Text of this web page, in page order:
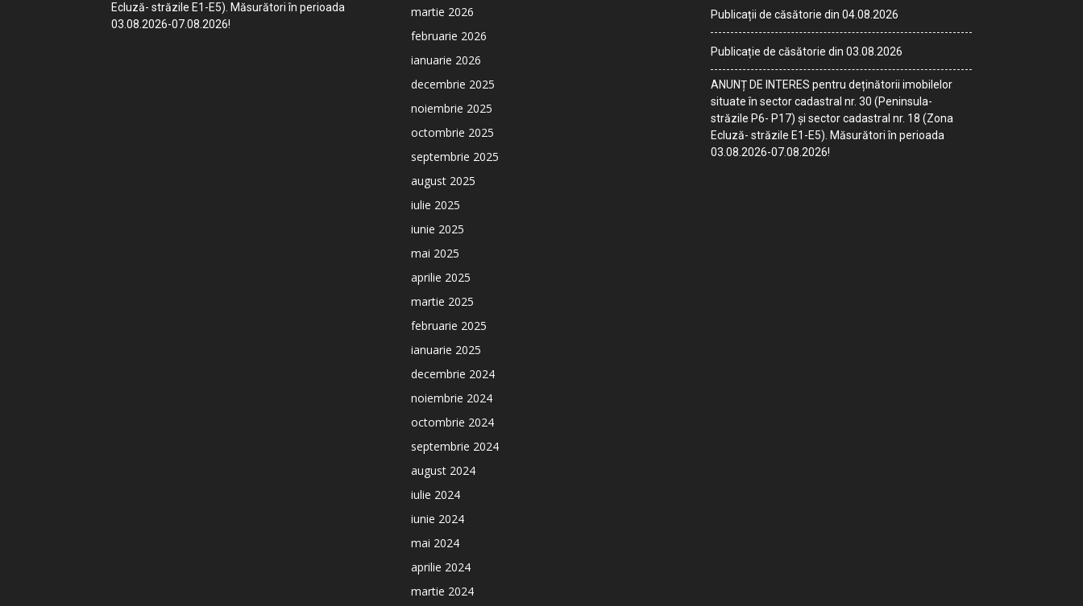
Ecluză- străzile E1-E5). Măsurători în perioada
03.08.2026-07.08.2026!
martie 2026
februarie 2026
ianuarie 2026
decembrie 2025
noiembrie 2025
octombrie 2025
septembrie 2025
august 2025
iulie 2025
iunie 2025
mai 2025
aprilie 2025
martie 2025
februarie 2025
ianuarie 2025
decembrie 2024
noiembrie 2024
octombrie 2024
septembrie 2024
august 2024
iulie 2024
iunie 2024
mai 2024
aprilie 2024
martie 2024
Publicații de căsătorie din 04.08.2026
Publicație de căsătorie din 03.08.2026
ANUNȚ DE INTERES pentru deținătorii imobilelor
situate în sector cadastral nr. 30 (Peninsula-
străzile P6- P17) și sector cadastral nr. 18 (Zona
Ecluză- străzile E1-E5). Măsurători în perioada
03.08.2026-07.08.2026!